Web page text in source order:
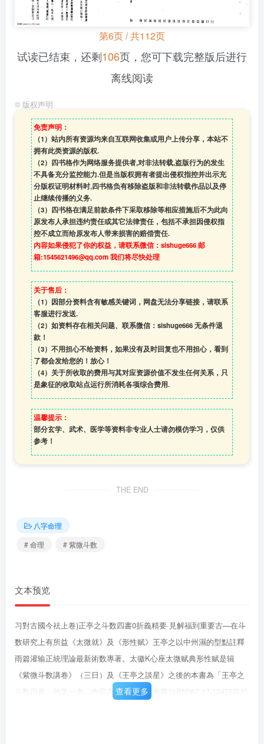
第6页 / 共112页
试读已结束，还剩106页，您可下载完整版后进行
离线阅读
© 版权声明
免责声明：
（1）站内所有资源均来自互联网收集或用户上传分享，本站不
拥有此类资源的版权.
（2）四书格作为网络服务提供者,对非法转载,盗版行为的发生
不具备充分监控能力.但是当版权拥有者提出侵权指控并出示充
分版权证明材料时,四书格负有移除盗版和非法转载作品以及停
止继续传播的义务.
（3）四书格在满足前款条件下采取移除等相应措施后不为此向
原发布人承担违约责任或其它法律责任，包括不承担因侵权指
控不成立而给原发布人带来损害的赔偿责任.
内容如果侵犯了你的权益，请联系微信：sishuge666 邮
箱:1545621496@qq.com 我们将尽快处理
关于售后：
（1）因部分资料含有敏感关键词，网盘无法分享链接，请联系
客服进行发送.
（2）如资料存在相关问题、联系微信：sishuge666 无条件退
款！
（3） 不用担心不给资料，如果没有及时回复也不用担心，看到
了都会发给您的！放心！
（4） 关于所收取的费用与其对应资源价值不发生任何关系，只
是象征的收取站点运行所消耗各项综合费用.
温馨提示：
部分玄学、武术、医学等资料非专业人士请勿模仿学习，仅供
参考！
THE END
八字命理
# 命理
# 紫微斗数
文本预览
习對古國今祛上卷)正亭之斗数四書0折義精要·見解福到重要古—在斗
数研究上有所益《太微就》及《形性赋》王亭之以中州濕的型點註釋
雨篇灌输正統理論最新術数專著。太徽K心座太微赋典形性赋是辑
《紫微斗数講卷》（三日）及《王亭之談星》之後的本書為「王亭之
斗数四書」的第一本，内容充言，修理清晰書1sBN962.17-12475能給
查看更多